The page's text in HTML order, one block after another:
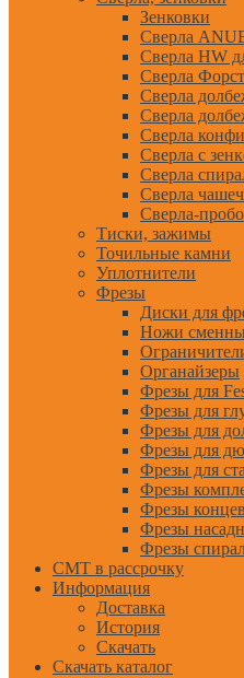
Зенковки
Сверла
Сверла HW
Сверла
Сверла
Сверла
Сверла
Сверла с
Сверла
Сверла
Сверла-
Тиски, зажимы
Точильные камни
Уплотнители
Фрезы
Диски для
Ножи
Органайзеры
Фрезы для
Фрезы для
Фрезы для
Фрезы для
Фрезы для
Фрезы
Фрезы
Фрезы
Фрезы
CMT в рассрочку
Информация
Доставка
История
Скачать
Скачать каталог